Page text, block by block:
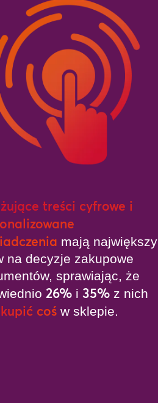
treści cyfrowe i
mają największy
na decyzje zakupowe
sprawiając, że
26% i 35% z nich
coś w sklepie.